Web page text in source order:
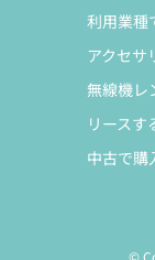
利用業種
アクセサ
無線機レ
リースす
中古で購